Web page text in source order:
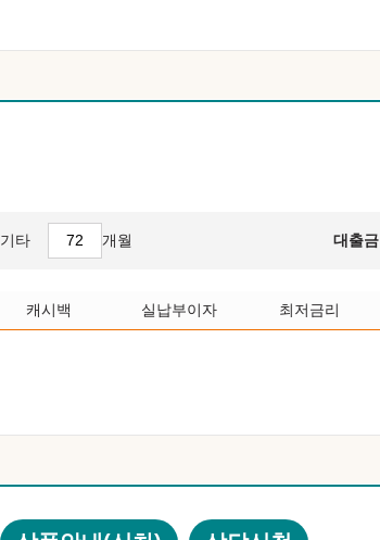
기타 개월 대출금
캐시백 실납부이자 최저금리